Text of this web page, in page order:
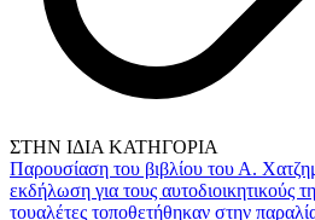
ΣΤΗΝ ΙΔΙΑ ΚΑΤΗΓΟΡΙΑ
Παρουσίαση του βιβλίου του Α.
εκδήλωση για τους αυτοδιοικητικούς
τουαλέτες τοποθετήθηκαν στην